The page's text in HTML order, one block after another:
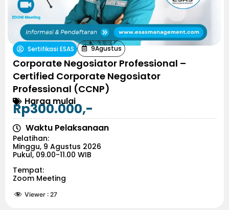
Sertifikasi ESAS 9Agustus
Corporate Negosiator Professional –
Certified Corporate Negosiator
Professional (CCNP)
Harga mulai
Rp300.000,-
Waktu Pelaksanaan
Pelatihan:
Minggu, 9 Agustus 2026
Pukul, 09.00-11.00 WIB
Tempat:
Zoom Meeting
Viewer : 27